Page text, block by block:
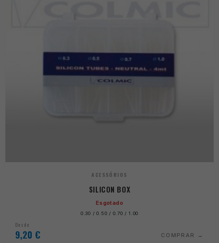
ACESSÓRIOS
SILICON BOX
Esgotado
0.30 / 0.50 / 0.70 / 1.00
Desde
9,20 € COMPRAR